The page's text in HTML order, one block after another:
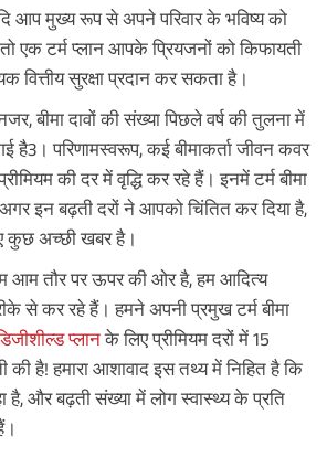
आप मुख्य रूप से अपने परिवार के भविष्य को
एक टर्म प्लान आपके प्रियजनों को किफायती
वित्तीय सुरक्षा प्रदान कर सकता है।
बीमा दावों की संख्या पिछले वर्ष की तुलना में
है3। परिणामस्वरूप, कई बीमाकर्ता जीवन कवर
की दर में वृद्धि कर रहे हैं। इनमें टर्म बीमा
इन बढ़ती दरों ने आपको चिंतित कर दिया है,
कुछ अच्छी खबर है।
आम तौर पर ऊपर की ओर है, हम आदित्य
से कर रहे हैं। हमने अपनी प्रमुख टर्म बीमा
प्लानके लिए प्रीमियम दरों में 15
है! हमारा आशावाद इस तथ्य में निहित है कि
है, और बढ़ती संख्या में लोग स्वास्थ्य के प्रति